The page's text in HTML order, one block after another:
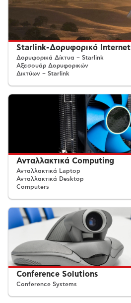
Starlink-Δορυφορικό Internet
Δορυφορικά Δίκτυα – Starlink
Αξεσουάρ Δορυφορικών
Δικτύων – Starlink
Ανταλλακτικά Computing
Ανταλλακτικά Laptop
Ανταλλακτικά Desktop
Computers
Conference Solutions
Conference Systems